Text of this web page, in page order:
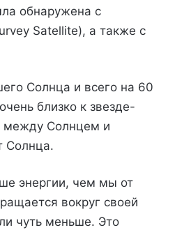
обнаружена с
Satellite), а также с
Солнца и всего на 60
близко к звезде-
между Солнцем и
Солнца.
энергии, чем мы от
вокруг своей
чуть меньше. Это